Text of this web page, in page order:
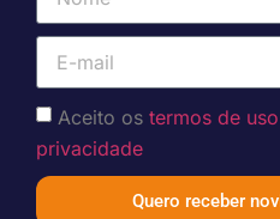
Aceito os termos de uso
privacidade
Quero receber